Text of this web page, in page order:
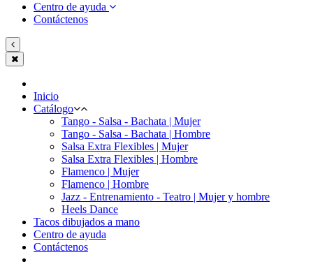
Centro de ayuda
Contáctenos
Inicio
Catálogo
Tango - Salsa - Bachata | Mujer
Tango - Salsa - Bachata | Hombre
Salsa Extra Flexibles | Mujer
Salsa Extra Flexibles | Hombre
Flamenco | Mujer
Flamenco | Hombre
Jazz - Entrenamiento - Teatro | Mujer y hombre
Heels Dance
Tacos dibujados a mano
Centro de ayuda
Contáctenos